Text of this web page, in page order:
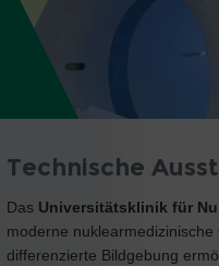
Technische
Das Universitätsklinik für
moderne
differenzierte Bildgebung